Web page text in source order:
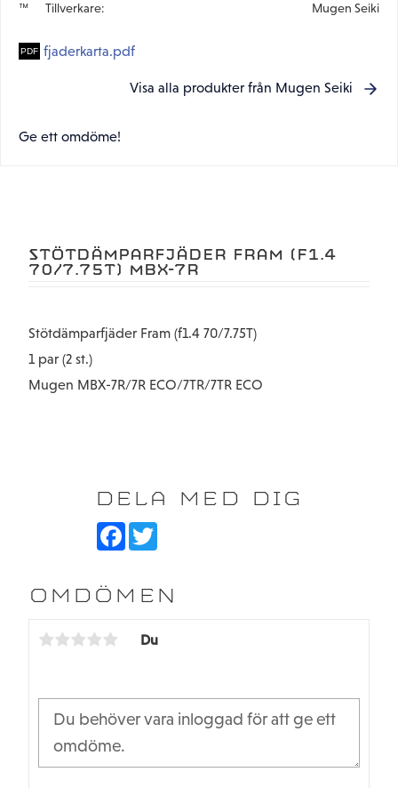
Tillverkare
Mugen Seiki
fjaderkarta.pdf
Visa alla produkter från Mugen Seiki
Ge ett omdöme!
STÖTDÄMPARFJÄDER FRAM (F1.4
70/7.75T) MBX-7R
Stötdämparfjäder Fram (f1.4 70/7.75T)
1 par (2 st.)
Mugen MBX-7R/7R ECO/7TR/7TR ECO
DELA MED DIG
F
b
o
T
t
e
OMDÖMEN
Du